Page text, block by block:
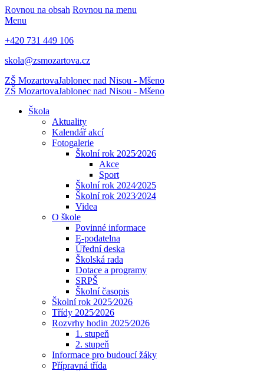
Rovnou na obsah Rovnou na menu
Menu
+420 731 449 106
skola@zsmozartova.cz
ZŠ MozartovaJablonec nad Nisou - Mšeno
ZŠ MozartovaJablonec nad Nisou - Mšeno
Škola
Aktuality
Kalendář akcí
Fotogalerie
Školní rok 2025⁄2026
Akce
Sport
Školní rok 2024⁄2025
Školní rok 2023⁄2024
Videa
O škole
Povinné informace
E-podatelna
Úřední deska
Školská rada
Dotace a programy
SRPŠ
Školní časopis
Školní rok 2025⁄2026
Třídy 2025⁄2026
Rozvrhy hodin 2025⁄2026
1. stupeň
2. stupeň
Informace pro budoucí žáky
Přípravná třída